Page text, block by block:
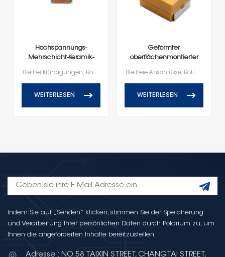
Hochspannungs-
Mehrschicht-Keramik-
Bleifrei Kündigungen, RoHS und Reach-konform
WEITERLESEN
Geformter
oberflächenmontierter
Bleifreie Anschlüsse, RoHS- und Reach-konform
WEITERLESEN
Indem Sie auf „Senden“ klicken, stimmen Sie der Speicherung
und Verarbeitung Ihrer persönlichen Daten durch Polarium zu, um
Ihnen die angeforderten Inhalte bereitzustellen.
Adresse : NO.58 TAIXIN STREET, CHANGTAI STREET,